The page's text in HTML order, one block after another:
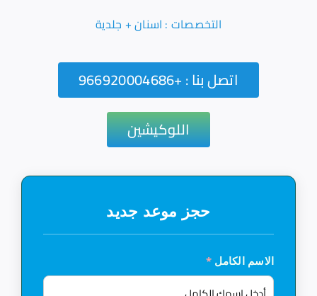
التخصصات : اسنان + جلدية
اتصل بنا : +966920004686
اللوكيشين
حجز موعد جديد
الاسم الكامل *